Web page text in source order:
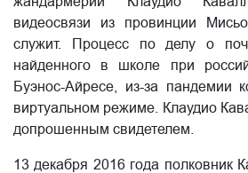
видеосвязи из провинции
служит. Процесс по делу о
найденного в школе при
Буэнос-Айресе, из-за пандемии
виртуальном режиме. Клаудио
допрошенным свидетелем.
13 декабря 2016 года полковник